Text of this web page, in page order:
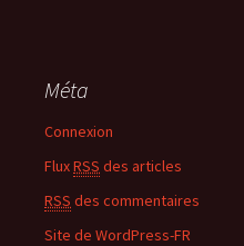
Méta
Connexion
FluxRSS des articles
RSS des commentaires
Site de WordPress-FR